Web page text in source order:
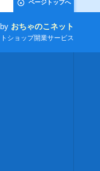
ページトップへ
おちゃのこネット
ショップ開業サービス